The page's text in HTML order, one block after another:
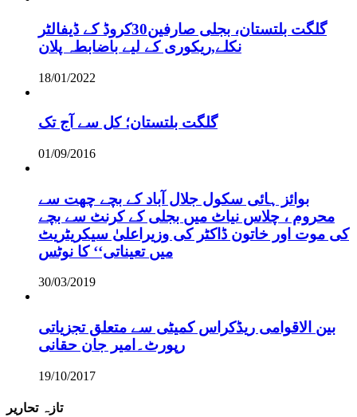
گلگت بلتستان، بجلی صارفین30کروڈ کے ڈیفالٹر
نکلے,ریکوری کے لیے باضابطہ پلان
18/01/2022
گلگت بلتستان؛ کل سے آج تک
01/09/2016
بوائز ہائی سکول جلال آباد کے بچے چھت سے
محروم ، چلاس نیاٹ میں بجلی کے کرنٹ سے بچے
کی موت اور خاتون ڈاکٹر کی وزیراعلیٰ سیکریٹریٹ
میں تعیناتی‘‘ کا نوٹس
30/03/2019
بین الاقوامی ریڈکراس کمیٹی سے متعلق تجزیاتی
رپورٹ۔امیر جان حقانی
19/10/2017
تازہ تحاریر